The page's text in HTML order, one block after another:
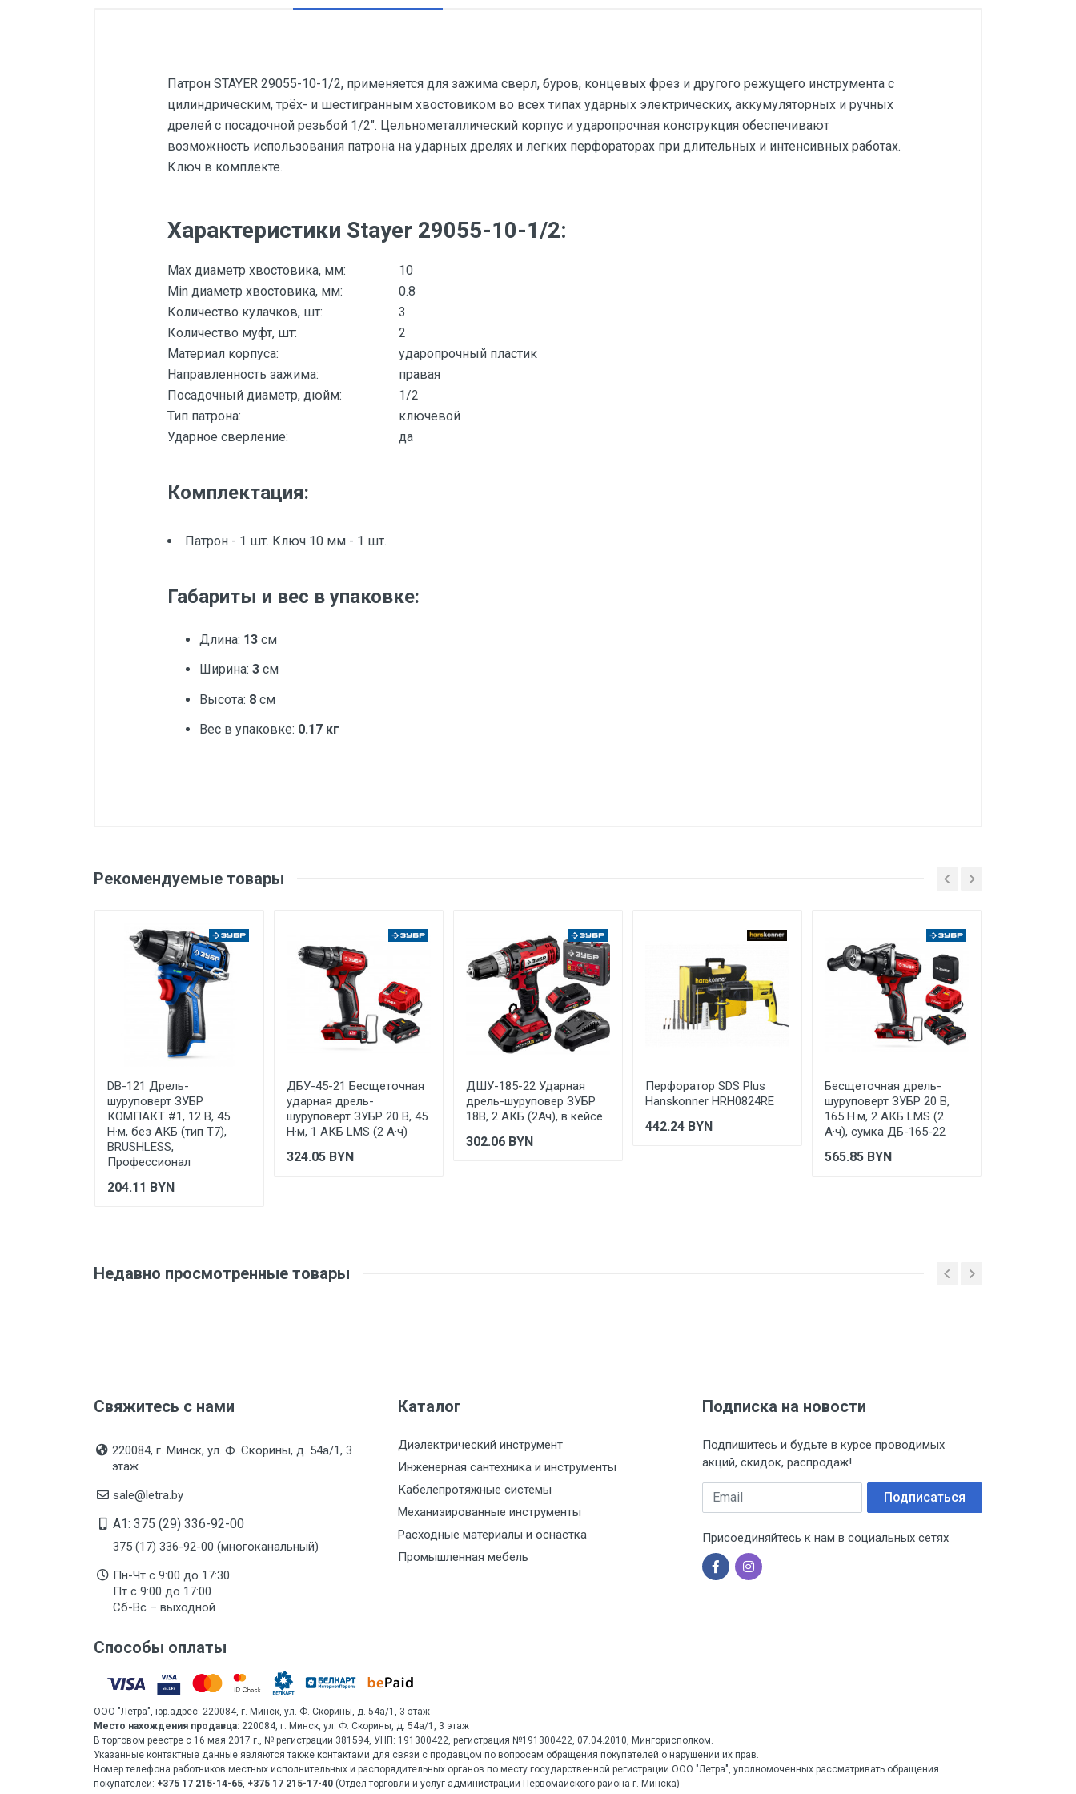
Патрон STAYER 29055-10-1/2, применяется для зажима сверл, буров, концевых фрез и другого режущего инструмента с
цилиндрическим, трёх- и шестигранным хвостовиком во всех типах ударных электрических, аккумуляторных и ручных
дрелей с посадочной резьбой 1/2". Цельнометаллический корпус и ударопрочная конструкция обеспечивают
возможность использования патрона на ударных дрелях и легких перфораторах при длительных и интенсивных работах.
Ключ в комплекте.
Характеристики Stayer 29055-10-1/2:
Max диаметр хвостовика, мм:
10
Min диаметр хвостовика, мм:
0.8
Количество кулачков, шт:
3
Количество муфт, шт:
2
Материал корпуса:
ударопрочный пластик
Направленность зажима:
правая
Посадочный диаметр, дюйм:
1/2
Тип патрона:
ключевой
Ударное сверление:
да
Комплектация:
Патрон - 1 шт. Ключ 10 мм - 1 шт.
Габариты и вес в упаковке:
Длина: 13 см
Ширина: 3 см
Высота: 8 см
Вес в упаковке: 0.17 кг
Производитель и место
Срок службы
Указан на упаковке / в паспорте товара
Дата изготовления
Указана на упаковке / в паспорте товара
Срок годности
Указан на упаковке / в паспорте товара
Подтверждение
соответствия
Товар соответствует требованиям технических регламентов ТР ТС (ЕАЭС). Сведения о номере
сертификата/декларации соответствия содержатся в сопроводительной документации к
Ваше сообщение
Отправить отзыв
Рекомендуемые товары
DB-121 Дрель-
шуруповерт ЗУБР
КОМПАКТ #1, 12 В, 45
Н·м, без АКБ (тип Т7),
BRUSHLESS,
Профессионал
204.11 BYN
ДБУ-45-21 Бесщеточная
ударная дрель-
шуруповерт ЗУБР 20 В, 45
Н·м, 1 АКБ LMS (2 А·ч)
324.05 BYN
ДШУ-185-22 Ударная
дрель-шуруповер ЗУБР
18В, 2 АКБ (2Ач), в кейсе
302.06 BYN
Перфоратор SDS Plus
Hanskonner HRH0824RE
442.24 BYN
Бесщеточная дрель-
шуруповерт ЗУБР 20 В,
165 Н·м, 2 АКБ LMS (2
А·ч), сумка ДБ-165-22
565.85 BYN
Недавно просмотренные товары
Свяжитесь с нами
220084, г. Минск, ул. Ф. Скорины, д. 54а/1, 3
этаж
sale@letra.by
A1: 375 (29) 336-92-00
375 (17) 336-92-00 (многоканальный)
Пн-Чт с 9:00 до 17:30
Пт с 9:00 до 17:00
Сб-Вс – выходной
Каталог
Диэлектрический инструмент
Инженерная сантехника и инструменты
Кабелепротяжные системы
Механизированные инструменты
Расходные материалы и оснастка
Промышленная мебель
Подписка на новости
Подпишитесь и будьте в курсе проводимых
акций, скидок, распродаж!
Email Подписаться
Присоединяйтесь к нам в социальных сетях
Способы оплаты
ООО "Летра", юр.адрес: 220084, г. Минск, ул. Ф. Скорины, д. 54а/1, 3 этаж
Место нахождения продавца: 220084, г. Минск, ул. Ф. Скорины, д. 54а/1, 3 этаж
В торговом реестре с 16 мая 2017 г., № регистрации 381594, УНП: 191300422, регистрация №191300422, 07.04.2010, Мингорисполком.
Указанные контактные данные являются также контактами для связи с продавцом по вопросам обращения покупателей о нарушении их прав.
Номер телефона работников местных исполнительных и распорядительных органов по месту государственной регистрации ООО "Летра", уполномоченных рассматривать обращения
покупателей: +375 17 215-14-65 +375 17 215-17-40 (Отдел торговли и услуг администрации Первомайского района г. Минска)